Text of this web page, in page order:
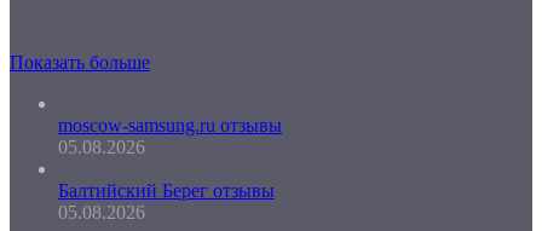
Показать больше
moscow-samsung.ru отзывы
05.08.2026
Балтийский Берег отзывы
05.08.2026